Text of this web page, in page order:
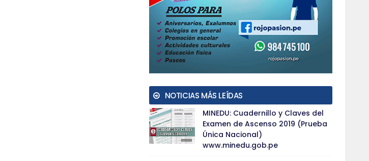
NOTICIAS MÁS LEÍDAS
MINEDU: Cuadernillo y Claves del
Examen de Ascenso 2019 (Prueba
Única Nacional)
www.minedu.gob.pe